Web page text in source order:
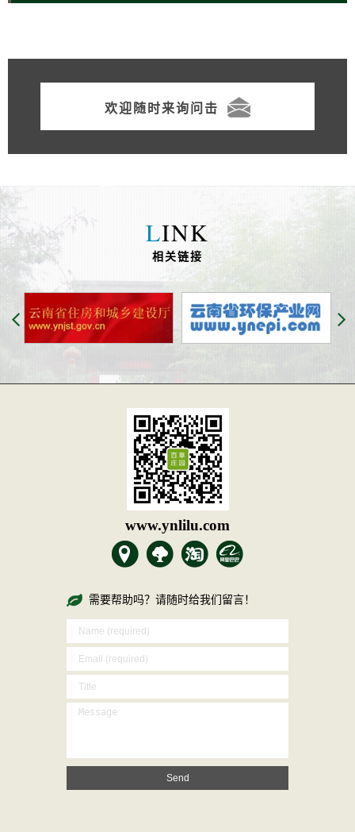
欢迎随时来询问击
LINK
相关链接
www.ynlilu.com
需要帮助吗？请随时给我们留言！